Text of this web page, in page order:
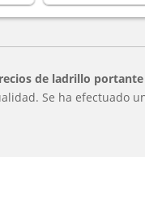
de ladrillo
Se ha efectuado